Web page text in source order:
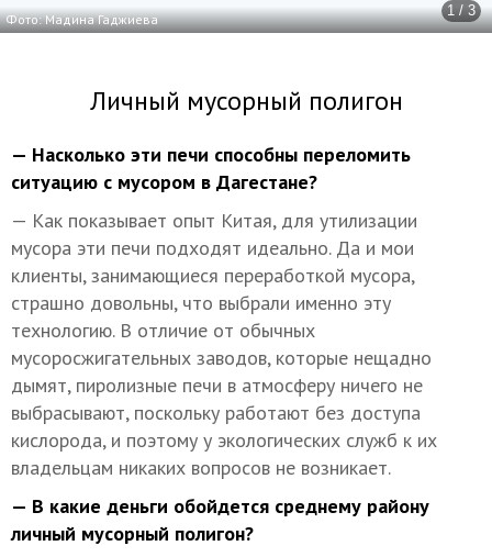
1 / 3
Фото: Мадина Гаджиева
Личный мусорный полигон
— Насколько эти печи способны переломить
ситуацию с мусором в Дагестане?
— Как показывает опыт Китая, для утилизации
мусора эти печи подходят идеально. Да и мои
клиенты, занимающиеся переработкой мусора,
страшно довольны, что выбрали именно эту
технологию. В отличие от обычных
мусоросжигательных заводов, которые нещадно
дымят, пиролизные печи в атмосферу ничего не
выбрасывают, поскольку работают без доступа
кислорода, и поэтому у экологических служб к их
владельцам никаких вопросов не возникает.
— В какие деньги обойдется среднему району
личный мусорный полигон?